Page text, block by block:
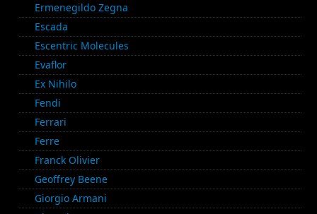
Ermenegildo Zegna
Escada
Escentric Molecules
Evaflor
Ex Nihilo
Fendi
Ferrari
Ferre
Franck Olivier
Geoffrey Beene
Giorgio Armani